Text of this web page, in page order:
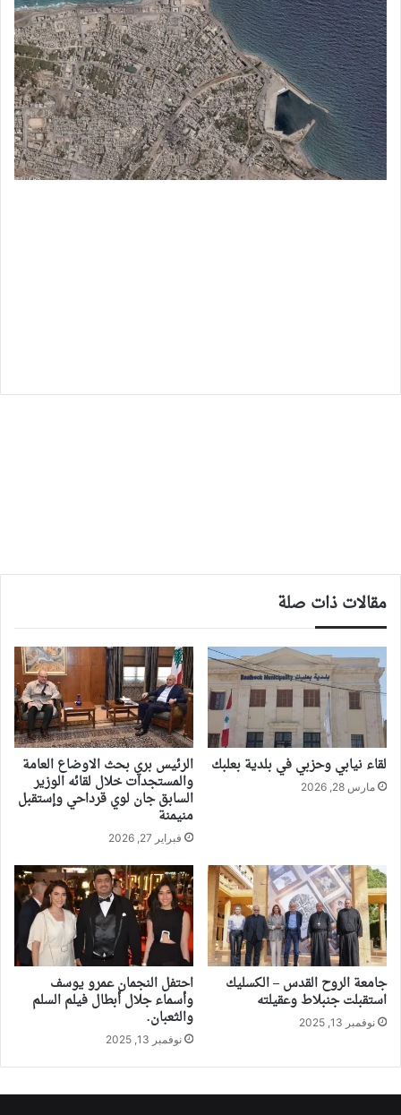
مقالات ذات صلة
لقاء نيابي وحزبي في بلدية بعلبك
مارس 28, 2026
الرئيس بري بحث الاوضاع العامة
والمستجدات خلال لقائه الوزير
السابق جان لوي قرداحي وإستقبل
منيمنة
فبراير 27, 2026
جامعة الروح القدس – الكسليك
استقبلت جنبلاط وعقيلته
نوفمبر 13, 2025
احتفل النجمان عمرو يوسف
وأسماء جلال أبطال فيلم السلم
والثعبان.
نوفمبر 13, 2025